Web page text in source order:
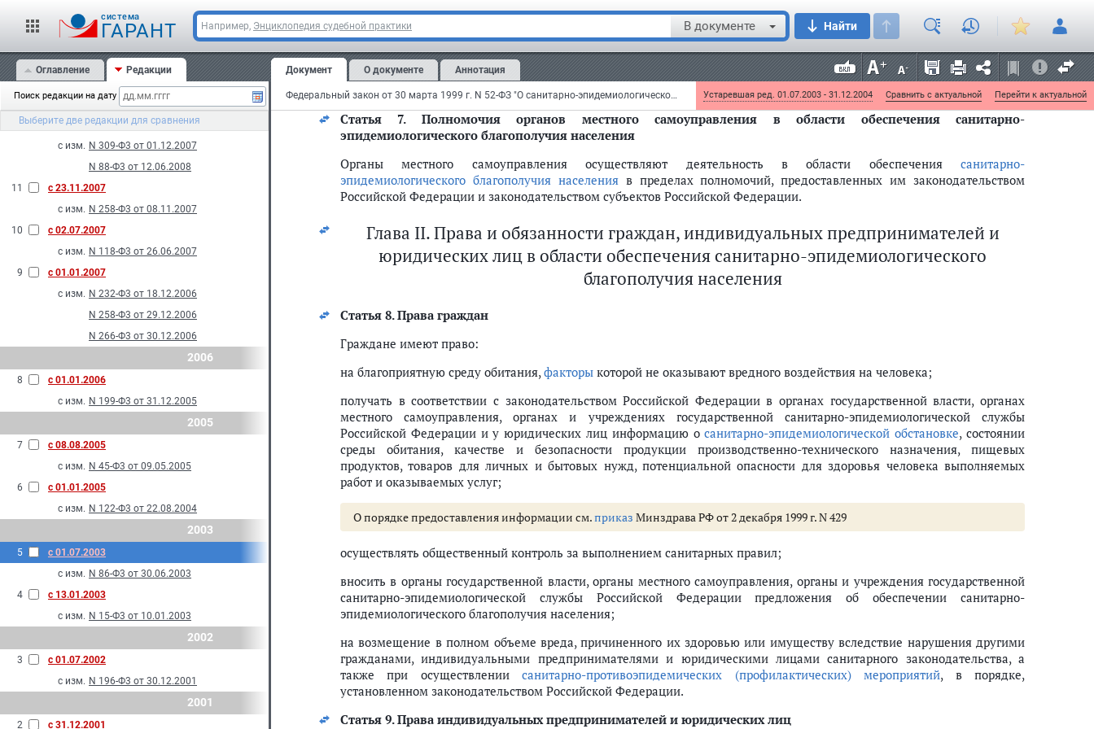
cистема
ГАРАНТ Например, Энциклопедия судебной практики В документе Найти
Оглавление Редакции
Поиск редакции на дату
Выберите две редакции для сравнения
2008
с 18.07.2008
с изм. N 118-Ф3 от 14.07.2008
N 178-Ф3 от 27.10.2008
12
с 03.12.2007
с изм. N 309-Ф3 от 01.12.2007
N 88-Ф3 от 12.06.2008
11
с 23.11.2007
с изм. N 258-Ф3 от 08.11.2007
10
с 02.07.2007
с изм. N 118-Ф3 от 26.06.2007
9
с 01.01.2007
с изм. N 232-Ф3 от 18.12.2006
N 258-Ф3 от 29.12.2006
N 266-Ф3 от 30.12.2006
2006
8
с 01.01.2006
с изм. N 199-Ф3 от 31.12.2005
2005
7
с 08.08.2005
с изм. N 45-Ф3 от 09.05.2005
6
с 01.01.2005
с изм. N 122-Ф3 от 22.08.2004
2003
5
с 01.07.2003
с изм. N 86-Ф3 от 30.06.2003
4
с 13.01.2003
с изм. N 15-Ф3 от 10.01.2003
2002
3
с 01.07.2002
с изм. N 196-Ф3 от 30.12.2001
2001
2 с 31.12.2001
Документ О документе Аннотация
Федеральный закон от 30 марта 1999 г. N 52-ФЗ "О санитарно-эпидемиологическом благополучии населения" Устаревшая ред. 01.07.2003 - 31.12.2004 Сравнить с актуальной Перейти к актуальной
субъекта Российской Федерации об инфекционных заболеваниях и о массовых неинфекционных заболеваниях
(отравлениях), состоянии
и проводимых санитарно-противоэпидемических (профилактических)
мероприятиях;
решение других не отнесенных к полномочиям Российской Федерации вопросов в области обеспечения санитарно-
эпидемиологического благополучия населения.
Статья 7.Полномочия органов местного самоуправления в области обеспечения санитарно-
эпидемиологического благополучия населения
Органы местного самоуправления осуществляют деятельность в области обеспечения санитарно-
эпидемиологического благополучия населенияв пределах полномочий, предоставленных им законодательством
Российской Федерации и законодательством субъектов Российской Федерации.
Глава II. Права и обязанности граждан, индивидуальных предпринимателей и
юридических лиц в области обеспечения санитарно-эпидемиологического
благополучия населения
Статья 8.Права граждан
Граждане имеют право:
на благоприятную среду обитания,факторы которой не оказывают вредного воздействия на человека;
получать в соответствии с законодательством Российской Федерации в органах государственной власти, органах
местного самоуправления, органах и учреждениях государственной санитарно-эпидемиологической службы
Российской Федерации и у юридических лиц информацию осанитарно-эпидемиологической обстановке, состоянии
среды обитания, качестве и безопасности продукции производственно-технического назначения, пищевых
продуктов, товаров для личных и бытовых нужд, потенциальной опасности для здоровья человека выполняемых
работ и оказываемых услуг;
О порядке предоставления информации см.приказ Минздрава РФ от 2 декабря 1999 г. N 429
осуществлять общественный контроль за выполнением санитарных правил;
вносить в органы государственной власти, органы местного самоуправления, органы и учреждения государственной
санитарно-эпидемиологической службы Российской Федерации предложения об обеспечении санитарно-
эпидемиологического благополучия населения;
на возмещение в полном объеме вреда, причиненного их здоровью или имуществу вследствие нарушения другими
гражданами, индивидуальными предпринимателями и юридическими лицами санитарного законодательства, а
также при осуществлениисанитарно-противоэпидемических (профилактических) мероприятий, в порядке,
установленном законодательством Российской Федерации.
Статья 9.Права индивидуальных предпринимателей и юридических лиц